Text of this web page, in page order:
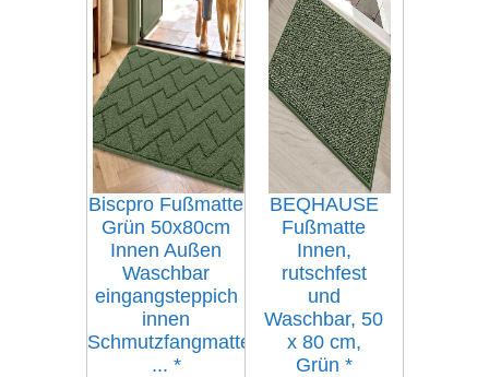
Biscpro Fußmatte
Grün 50x80cm
Innen Außen
Waschbar
eingangsteppich
innen
Schmutzfangmatte
... *
BEQHAUSE
Fußmatte
Innen,
rutschfest
und
Waschbar, 50
x 80 cm,
Grün *